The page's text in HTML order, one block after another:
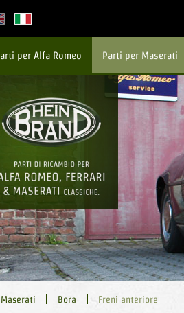
Parti per Alfa Romeo
Parti per Maserati
Maserati Bora Freni anteriore